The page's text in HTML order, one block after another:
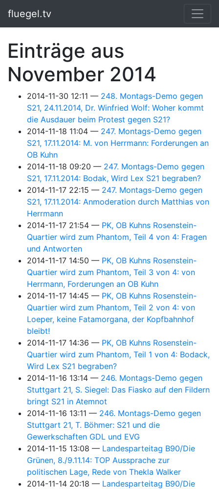
fluegel.tv
Einträge aus
November 2014
2014-11-30 12:11
248. Montags-Demo gegen
S21, 24.11.2014, Dr. Winfried Wolf: Woher kommt
die Ausdauer beim Protest gegen S21?
2014-11-18 11:04
247. Montags-Demo gegen
S21, 17.11.2014: M. von Herrmann: Forderungen an
OB Kuhn
2014-11-18 09:20
247. Montags-Demo gegen
S21, 17.11.2014: Bodak, Wird Lex S21 begraben?
2014-11-17 22:15
247. Montags-Demo gegen
S21, 17.11.2014: Anmoderation durch Matthias von
Herrmann
2014-11-17 21:54
PK, OB Kuhns Rosenstein-
Quartier wird zum Phantom, Teil 4 von 4: Fragen
und Antworten
2014-11-17 14:50
PK, OB Kuhns Rosenstein-
Quartier wird zum Phantom, Teil 3 von 4: von
Herrmann, Forderungen an OB Kuhn
2014-11-17 14:45
PK, OB Kuhns Rosenstein-
Quartier wird zum Phantom, Teil 2 von 4: von
Loeper, keine Fatamorgana, der Kopfbahnhof
bleibt!
2014-11-17 14:36
PK, OB Kuhns Rosenstein-
Quartier wird zum Phantom, Teil 1 von 4: Bodack,
Wird Lex S21 begraben?
2014-11-16 13:14
246. Montags-Demo gegen
Stuttgart 21, S. Siegel: Das Fiasko auf den Fildern
bringt S21 in Atemnot
2014-11-16 13:11
246. Montags-Demo gegen
Stuttgart 21, T. Böhmer: S21 und die
Gewerkschaften GDL und EVG
2014-11-15 13:08
Landesparteitag B90/Die
Grünen, 8./9.11.14: TOP Aussprache zur
politischen Lage, Rede von Thekla Walker
2014-11-14 20:18
Landesparteitag B90/Die